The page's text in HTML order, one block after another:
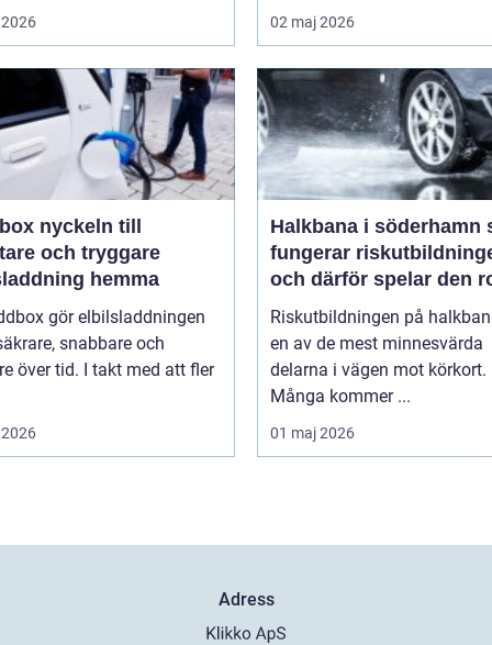
02 maj 2026
till
och tryggare
hemma
gör elbilsladdningen
snabbare och
över tid. I takt med att fler
Halkbana i söderhamn så
fungerar
och därför spelar den
Riskutbildningen på
en av de mest minnesvärda
delarna i vägen mot körkort.
Många kommer ...
01 maj 2026
Adress